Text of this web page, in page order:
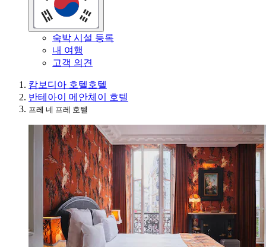
숙박 시설 등록
내 여행
고객 의견
캄보디아 호텔호텔
반테아이 메안체이 호텔
프레 네 프레 호텔